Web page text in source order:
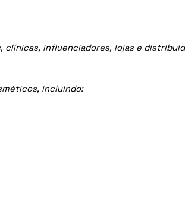
influenciadores, lojas e
incluindo: